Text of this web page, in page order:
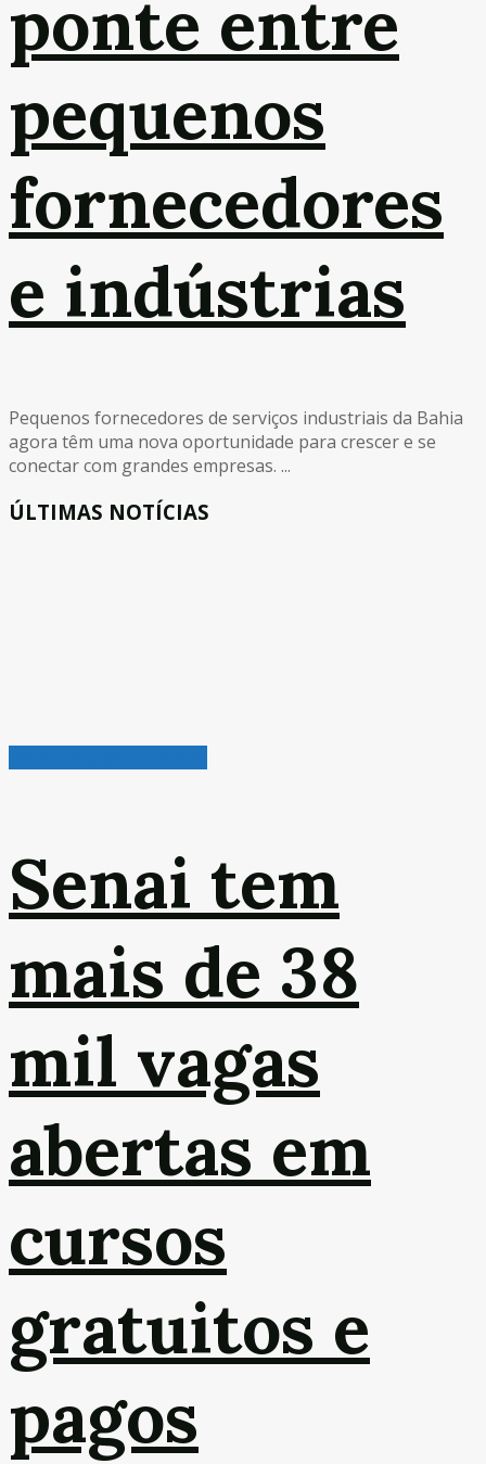
ponte entre
pequenos
fornecedores
e indústrias
Pequenos fornecedores de serviços industriais da Bahia
agora têm uma nova oportunidade para crescer e se
conectar com grandes empresas. ...
ÚLTIMAS NOTÍCIAS
Senai tem
mais de 38
mil vagas
abertas em
cursos
gratuitos e
pagos